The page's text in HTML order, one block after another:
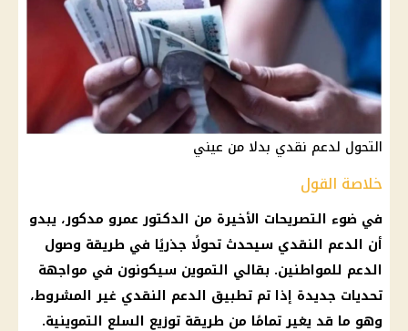
التحول لدعم نقدي بدلا من عيني
خلاصة القول
في ضوء التصريحات الأخيرة من الدكتور عمرو مدكور، يبدو
أن الدعم النقدي سيحدث تحولًا جذريًا في طريقة وصول
الدعم للمواطنين. بقالي التموين سيكونون في مواجهة
تحديات جديدة إذا تم تطبيق الدعم النقدي غير المشروط،
وهو ما قد يغير تمامًا من طريقة توزيع السلع التموينية.